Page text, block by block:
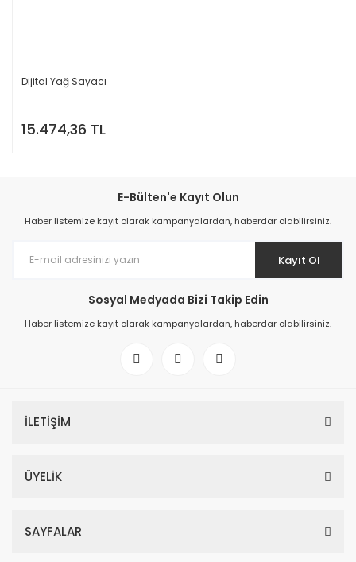
Dijital Yağ Sayacı
15.474,36 TL
E-Bülten'e Kayıt Olun
Haber listemize kayıt olarak kampanyalardan, haberdar olabilirsiniz.
Kayıt Ol
Sosyal Medyada Bizi Takip Edin
Haber listemize kayıt olarak kampanyalardan, haberdar olabilirsiniz.
İLETİŞİM
ÜYELİK
SAYFALAR